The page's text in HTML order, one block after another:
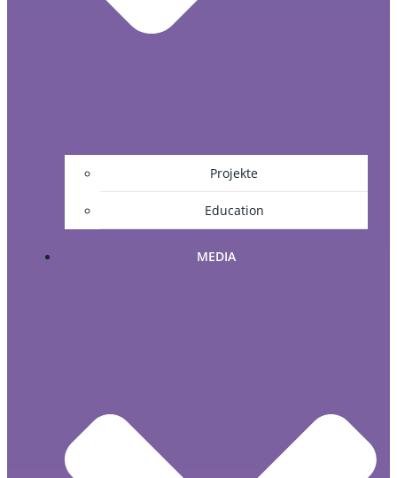
Projekte
Education
MEDIA